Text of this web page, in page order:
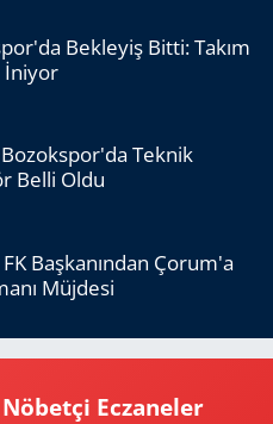
Bekleyiş Bitti: Takım
İniyor
Teknik
Belli Oldu
Başkanından Çorum'a
Müjdesi
Eczaneler